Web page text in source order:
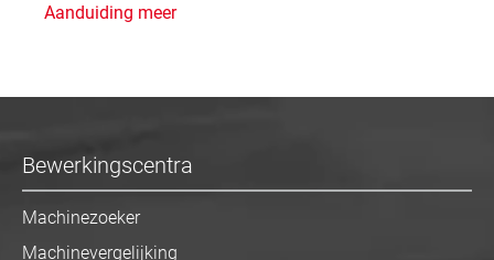
Aanduiding meer
Bewerkingscentra
Machinezoeker
Machinevergelijking